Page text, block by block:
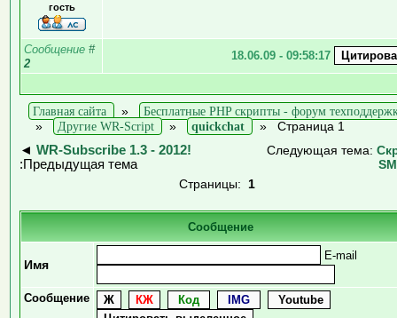
гость
Сообщение #
2
18.06.09 - 09:58:17
Главная сайта »
Бесплатные PHP скрипты - форум
»
Другие WR-Script » quickchat » Страница 1
◄ WR-Subscribe 1.3 - 2012!
:Предыдущая тема
Следующая тема:
Страницы: 1
Сообщение
Имя
E-mail
Сообщение